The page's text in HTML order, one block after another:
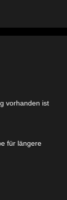
vorhanden ist
für längere